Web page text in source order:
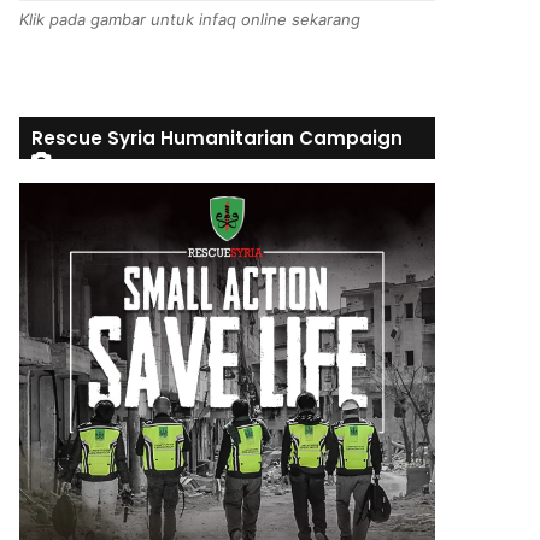
Klik pada gambar untuk infaq online sekarang
Rescue Syria Humanitarian Campaign